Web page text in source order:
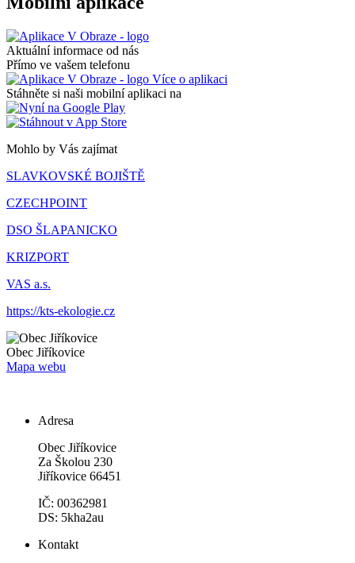
Aktuální informace od nás
Přímo ve vašem telefonu
Více o aplikaci
Stáhněte si naši mobilní aplikaci na
Mohlo by Vás zajímat
SLAVKOVSKÉ BOJIŠTĚ
CZECHPOINT
DSO ŠLAPANICKO
KRIZPORT
VAS a.s.
https://kts-ekologie.cz
Obec Jiříkovice
Mapa webu
Adresa
Obec Jiříkovice
Za Školou 230
Jiříkovice 66451
IČ: 00362981
DS: 5kha2au
Kontakt